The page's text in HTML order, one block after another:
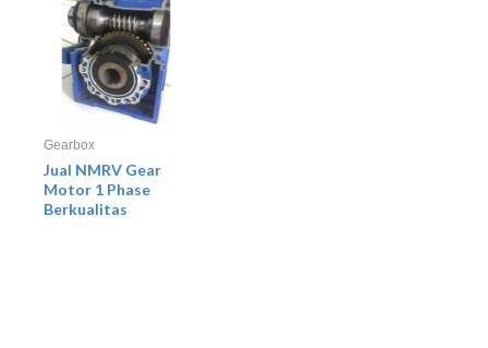
Gearbox
Jual NMRV Gear
Motor 1 Phase
Berkualitas